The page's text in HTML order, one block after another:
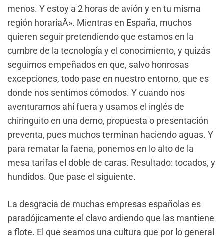
menos. Y estoy a 2 horas de avión y en tu misma
región horariaÂ». Mientras en España, muchos
quieren seguir pretendiendo que estamos en la
cumbre de la tecnología y el conocimiento, y quizás
seguimos empeñados en que, salvo honrosas
excepciones, todo pase en nuestro entorno, que es
donde nos sentimos cómodos. Y cuando nos
aventuramos ahí fuera y usamos el inglés de
chiringuito en una demo, propuesta o presentación
preventa, pues muchos terminan haciendo aguas. Y
para rematar la faena, ponemos en lo alto de la
mesa tarifas el doble de caras. Resultado: tocados, y
hundidos. Que pase el siguiente.
La desgracia de muchas empresas españolas es
paradójicamente el clavo ardiendo que las mantiene
a flote. El que seamos una cultura que por lo general